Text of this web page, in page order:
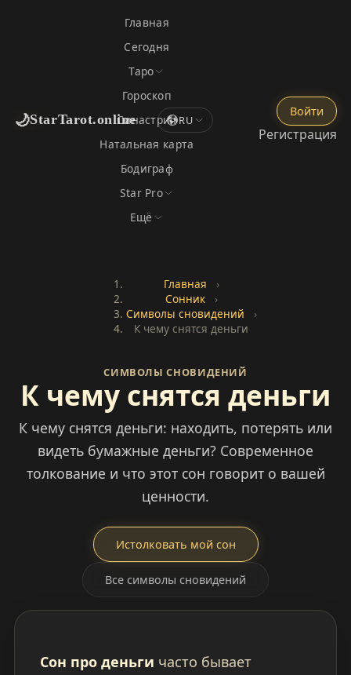
🌙StarTarot.online
Главная
Сегодня
Таро
Гороскоп
Синастрия
Натальная карта
Бодиграф
Star Pro
Ещё
RU
Войти
Регистрация
Главная
›
Сонник
›
Символы сновидений
›
К чему снятся деньги
СИМВОЛЫ СНОВИДЕНИЙ
К чему снятся деньги
К чему снятся деньги: находить, потерять или
видеть бумажные деньги? Современное
толкование и что этот сон говорит о вашей
ценности.
Истолковать мой сон
Все символы сновидений
Сон про деньги часто бывает